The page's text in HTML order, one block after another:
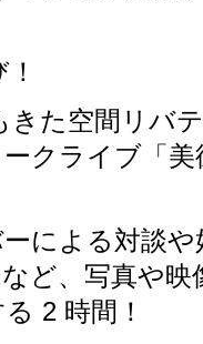
きた空間リバ
クライブ「
による対談
ど、写真や映
2 時間！